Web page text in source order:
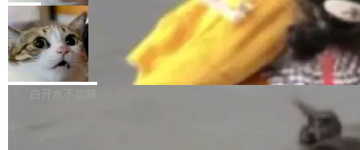
提升： 原生支持4K图像生成； 更精细的局部纹
理、细节与真实世界质感； 更准确的中英文文字
生成与复杂版式组织； 更稳定的图...
是 Ubuntu 专有的，不会用在其他发行版上。」
所以 deb 版本的受众实际上为零。既然只有 Ub
untu 用户在用，那用 snap 打包就没什么可纠结
的。 从 deb 到 snap 的迁移路径 hwctl 是 rust-
hwlib 硬件 API 库的一部分，命令行工具负责查
隔了几天。 Lilian Weng 上周刚宣布因健康原因
离开 Thinking Machines Lab，说自己作为联合
创始人的角色「太累了」。几天后，The Inform
ation 就曝出她将重回 OpenAI，负责递归自我
改进方向的研究。她是 Thinking Machines 过
局
FFmpeg 9.0 发布
FFmpeg 9.0 现已发布，包含多项改进。官方更
新日志列出的 9.0 版本主要更新内容如下： 扩
白开水不加糖